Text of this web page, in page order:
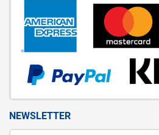
NEWSLETTER